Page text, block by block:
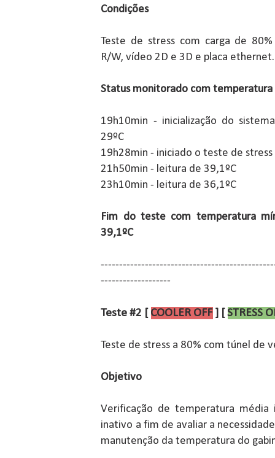
Condições
Teste de stress com carga de
R/W, vídeo 2D e 3D e placa ethernet.
Status monitorado com temperatura
19h10min - inicialização do
29ºC
19h28min - iniciado o teste de stress
21h50min - leitura de 39,1ºC
23h10min - leitura de 36,1ºC
Fim do teste com temperatura
39,1ºC
-------------------
Teste #2 [ COOLER OFF] [STRESS
Teste de stress a 80% com túnel
Objetivo
Verificação de temperatura
inativo a fim de avaliar a
manutenção da temperatura do